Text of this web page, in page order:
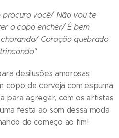
procuro você/ Não vou te
o copo encher/ É bem
Coração quebrado
desilusões amorosas,
copo de cerveja com espuma
para agregar, com os artistas
festa ao som dessa moda
do começo ao fim!